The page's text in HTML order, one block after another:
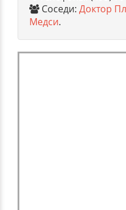
Соседи: Доктор
Медси.